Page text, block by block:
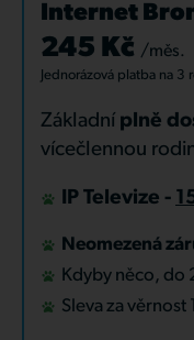
Internet
245 Kč /měs.
Jednorázová platba na 3
Základní plně
vícečlennou
IP Televize -
Neomezená
Kdyby něco, do
Sleva za věrnost